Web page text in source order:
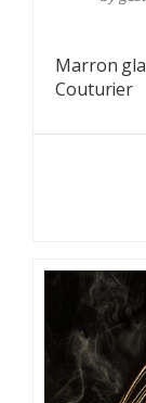
Marron
Couturier